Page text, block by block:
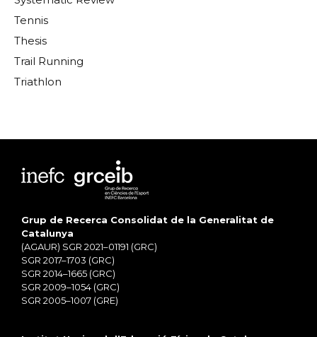
Tennis
Thesis
Trail Running
Triathlon
Grup de Recerca Consolidat de la Generalitat de
Catalunya
(AGAUR) SGR 2021–01191 (GRC)
SGR 2017–1703 (GRC)
SGR 2014–1665 (GRC)
SGR 2009–1054 (GRC)
SGR 2005–1007 (GRE)